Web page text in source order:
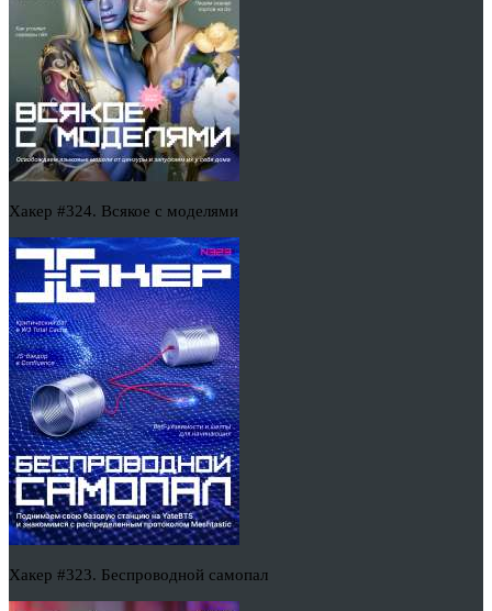
Хакер #324. Всякое с моделями
Хакер #323. Беспроводной самопал